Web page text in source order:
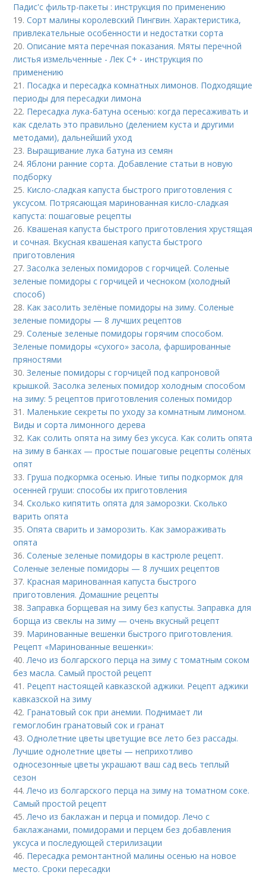
Падис'с фильтр-пакеты : инструкция по применению
19.Сорт малины королевский Пингвин. Характеристика,
привлекательные особенности и недостатки сорта
20.Описание мята перечная показания. Мяты перечной
листья измельченные - Лек С+ - инструкция по
применению
21. Посадка и пересадка комнатных лимонов. Подходящие
периоды для пересадки лимона
22. Пересадка лука-батуна осенью: когда пересаживать и
как сделать это правильно (делением куста и другими
методами), дальнейший уход
23. Выращивание лука батуна из семян
24.Яблони ранние сорта. Добавление статьи в новую
подборку
25. Кисло-сладкая капуста быстрого приготовления с
уксусом. Потрясающая маринованная кисло-сладкая
капуста: пошаговые рецепты
26. Квашеная капуста быстрого приготовления хрустящая
и сочная. Вкусная квашеная капуста быстрого
приготовления
27.Засолка зеленых помидоров с горчицей. Соленые
зеленые помидоры с горчицей и чесноком (холодный
способ)
28. Как засолить зелёные помидоры на зиму. Соленые
зеленые помидоры — 8 лучших рецептов
29.Соленые зеленые помидоры горячим способом.
Зеленые помидоры «сухого» засола, фаршированные
пряностями
30.Зеленые помидоры с горчицей под капроновой
крышкой. Засолка зеленых помидор холодным способом
на зиму: 5 рецептов приготовления соленых помидор
31. Маленькие секреты по уходу за комнатным лимоном.
Виды и сорта лимонного дерева
32. Как солить опята на зиму без уксуса. Как солить опята
на зиму в банках — простые пошаговые рецепты солёных
опят
33. Груша подкормка осенью. Иные типы подкормок для
осенней груши: способы их приготовления
34.Сколько кипятить опята для заморозки. Сколько
варить опята
35.Опята сварить и заморозить. Как замораживать
опята
36.Соленые зеленые помидоры в кастрюле рецепт.
Соленые зеленые помидоры — 8 лучших рецептов
37. Красная маринованная капуста быстрого
приготовления. Домашние рецепты
38.Заправка борщевая на зиму без капусты. Заправка для
борща из свеклы на зиму — очень вкусный рецепт
39. Маринованные вешенки быстрого приготовления.
Рецепт «Маринованные вешенки»:
40.Лечо из болгарского перца на зиму с томатным соком
без масла. Самый простой рецепт
41. Рецепт настоящей кавказской аджики. Рецепт аджики
кавказской на зиму
42. Гранатовый сок при анемии. Поднимает ли
гемоглобин гранатовый сок и гранат
43.Однолетние цветы цветущие все лето без рассады.
Лучшие однолетние цветы — неприхотливо
односезонные цветы украшают ваш сад весь теплый
сезон
44.Лечо из болгарского перца на зиму на томатном соке.
Самый простой рецепт
45.Лечо из баклажан и перца и помидор. Лечо с
баклажанами, помидорами и перцем без добавления
уксуса и последующей стерилизации
46. Пересадка ремонтантной малины осенью на новое
место. Сроки пересадки